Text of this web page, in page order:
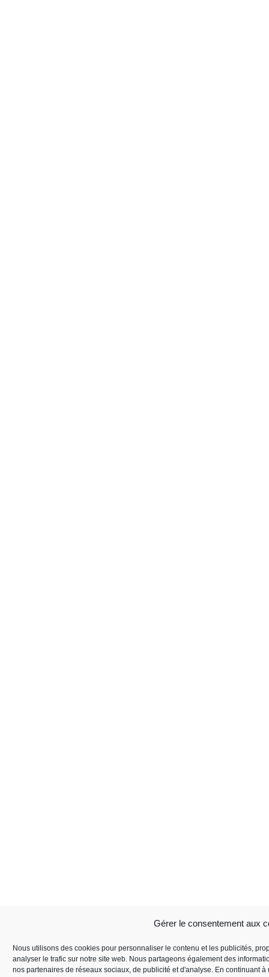
Gérer le consentement aux
Nous utilisons des cookies pour personnaliser le contenu et les publicités,
analyser le trafic sur notre site web. Nous partageons également des
nos partenaires de réseaux sociaux, de publicité et d'analyse. En continuant